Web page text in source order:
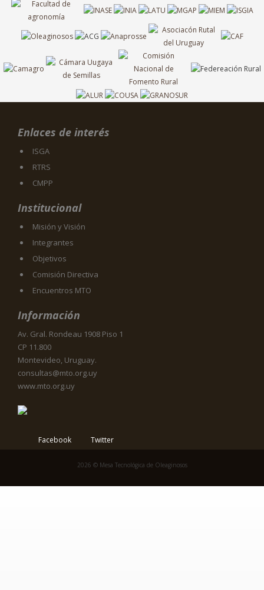
Enlaces de interés
ISGA
RTRS
CMPP
Institucional
Misión y Visión
Integrantes
Objetivos
Comisión Directiva
Encuentros MTO
Información
Av. Gral. Rondeau 1908 Piso 1
CP 11.800
Montevideo, Uruguay.
consultas@mto.org.uy
www.mto.org.uy
Facebook Twitter
2026 © Mesa Tecnológica de Oleaginosos